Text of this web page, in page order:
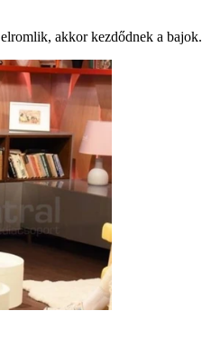
akkor kezdődnek a bajok.